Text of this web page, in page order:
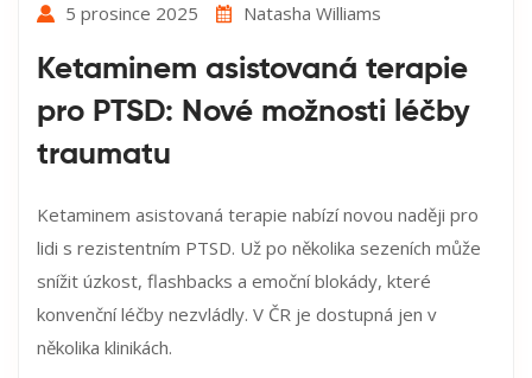
5 prosince 2025 Natasha Williams
Ketaminem asistovaná terapie
pro PTSD: Nové možnosti léčby
traumatu
Ketaminem asistovaná terapie nabízí novou naději pro
lidi s rezistentním PTSD. Už po několika sezeních může
snížit úzkost, flashbacks a emoční blokády, které
konvenční léčby nezvládly. V ČR je dostupná jen v
několika klinikách.